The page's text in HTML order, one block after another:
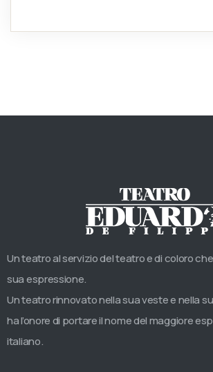
Un teatro al servizio del teatro e di coloro
sua espressione.
Un teatro rinnovato nella sua veste e nella
ha l’onore di portare il nome del maggiore
italiano.